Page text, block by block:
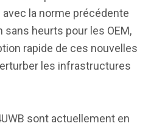
la norme précédente
heurts pour les OEM,
rapide de ces nouvelles
les infrastructures
sont actuellement en